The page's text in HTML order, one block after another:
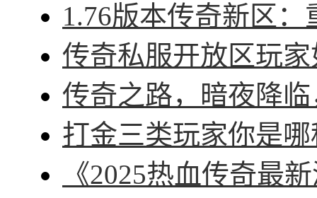
1.76版本传奇新区
传奇私服开放区玩
传奇之路，暗夜降
打金三类玩家你是
《2025热血传奇最